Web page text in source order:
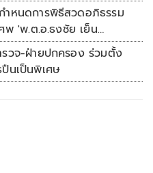
ำหนดการพิธีสวดอภิธรรม
พ 'พ.ต.อ.ธงชัย เย็น
วจ-ฝ่ายปกครอง ร่วมตั้ง
นเป็นพิเศษ